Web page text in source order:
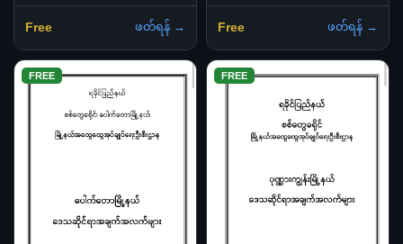
Free ဖတ်ရန် → Free ဖတ်ရန် →
FREE FREE